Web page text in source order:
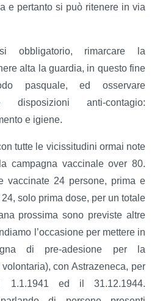
e pertanto si può ritenere in via
obbligatorio, rimarcare la
alta la guardia, in questo fine
pasquale, ed osservare
disposizioni anti-contagio:
e igiene.
tutte le vicissitudini ormai note
campagna vaccinale over 80.
vaccinate 24 persone, prima e
solo prima dose, per un totale
prossima sono previste altre
l’occasione per mettere in
di pre-adesione per la
con Astrazeneca, per
ed il 31.12.1944.